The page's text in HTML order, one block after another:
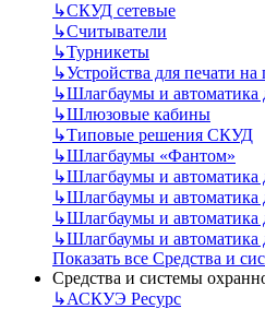
↳СКУД сетевые
↳Считыватели
↳Турникеты
↳Устройства для печати
↳Шлагбаумы и автоматика
↳Шлюзовые кабины
↳Типовые решения СКУД
↳Шлагбаумы «Фантом»
↳Шлагбаумы и автоматика
↳Шлагбаумы и автоматика
↳Шлагбаумы и автоматика
↳Шлагбаумы и автоматика
Показать все Средства и
Средства и системы
↳АСКУЭ Ресурс